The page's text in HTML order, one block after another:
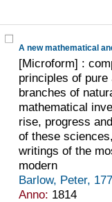
A new mathematical
[Microform] :
principles of
branches of
mathematical
rise, progress
of these
writings of the
modern
Barlow, Peter,
Anno: 1814